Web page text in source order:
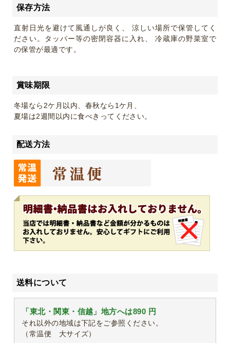
保存方法
直射日光を避けて風通しが良く、 涼しい場所で保管してく
ださい。タッパー等の密閉容器に入れ、 冷蔵庫の野菜室で
の保管が最適です。
賞味期限
冬場なら2ケ月以内、春秋なら1ケ月、
夏場は2週間以内に食べきってください。
配送方法
送料について
「東北・関東・信越」地方へは890 円
それ以外の地域は下記をご参照ください。
（常温便 大サイズ）